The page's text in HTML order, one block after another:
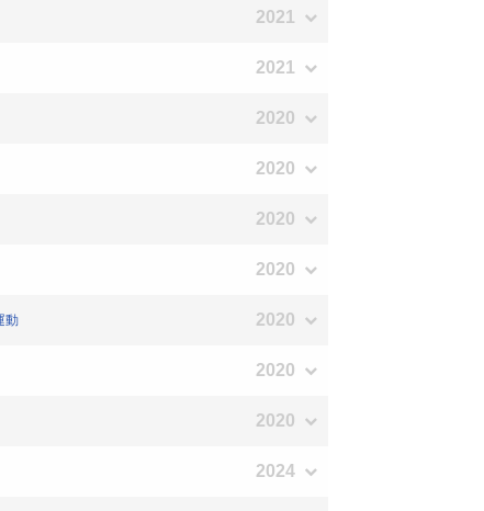
2021
2021
2020
2020
2020
2020
動 2020
2020
2020
2024